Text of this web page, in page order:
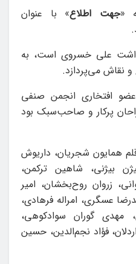
جهت اطلاع» با عنوان
علی خسروی است، به
و نقاش می‌پردازد.
۱۳۲۷، عضو افتخاری انجمن صنفی
پرکار و صاحب‌سبک بود
همایون شجریان، داریوش
بیژنی، شاهین ترکمن،
زروان روح‌بخشان، امیر
عسگری، امراله فرهادی،
مهدی گوران سوادکوهی،
فؤاد نجم‌الدین، حسین